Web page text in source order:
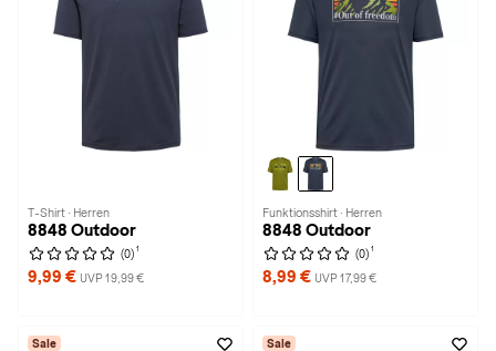
T-Shirt · Herren
8848 Outdoor
(0) 1
9,99 € UVP 19,99 €
Funktionsshirt · Herren
8848 Outdoor
(0) 1
8,99 € UVP 17,99 €
Sale Sale